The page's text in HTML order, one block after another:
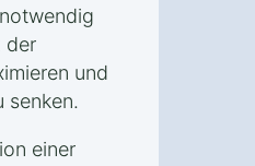
der
und
senken.
einer